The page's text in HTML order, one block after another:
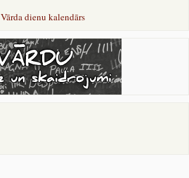
Vārda dienu kalendārs